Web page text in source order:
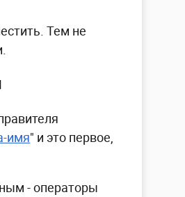
Тем не
имя" и это первое,
- операторы